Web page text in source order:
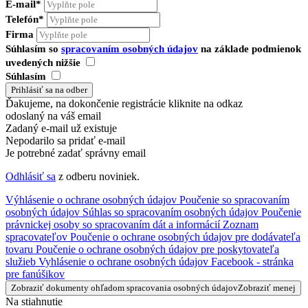
E-mail*
Telefón*
Firma
Súhlasím so spracovaním osobných údajov na základe podmienok
uvedených nižšie
Súhlasím
Ďakujeme, na dokončenie registrácie kliknite na odkaz
odoslaný na váš email
Zadaný e-mail už existuje
Nepodarilo sa pridať e-mail
Je potrebné zadať správny email
Odhlásiť sa z odberu noviniek.
Výhlásenie o ochrane osobných údajov Poučenie so spracovaním
osobných údajov Súhlas so spracovaním osobných údajov Poučenie
právnickej osoby so spracovaním dát a informácií Zoznam
spracovateľov Poučenie o ochrane osobných údajov pre dodávateľa
tovaru Poučenie o ochrane osobných údajov pre poskytovateľa
služieb Vyhlásenie o ochrane osobných údajov Facebook - stránka
pre fanúšikov
Zobraziť dokumenty ohľadom spracovania osobných údajovZobraziť menej
Na stiahnutie